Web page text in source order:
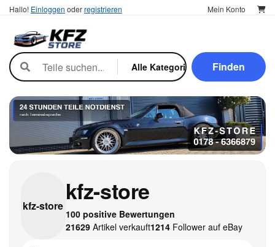
Hallo! Einloggen oderregistrieren Mein Konto
Finden
kfz-store
kfz-store
100 positive Bewertungen
21629Artikel verkauft1214Follower auf eBay